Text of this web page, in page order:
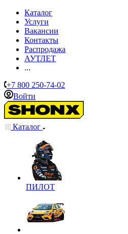
Каталог
Услуги
Вакансии
Контакты
Распродажа
АУТЛЕТ
...
+7 800 250-74-02
Войти
Каталог
ПИЛОТ